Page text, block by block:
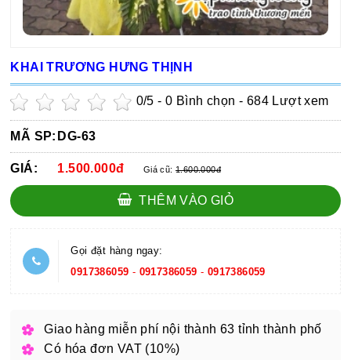
KHAI TRƯƠNG HƯNG THỊNH
0/5 -0 Bình chọn - 684 Lượt xem
MÃ SP: DG-63
GIÁ: 1.500.000đ Giá cũ:1.600.000đ
THÊM VÀO GIỎ
Gọi đặt hàng ngay:
0917386059 - 0917386059 - 0917386059
Giao hàng miễn phí nội thành 63 tỉnh thành phố
Có hóa đơn VAT (10%)